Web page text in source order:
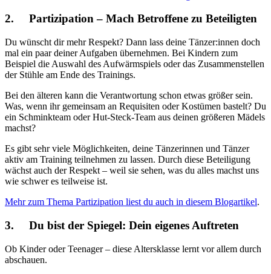
2. Partizipation – Mach Betroffene zu Beteiligten
Du wünscht dir mehr Respekt? Dann lass deine Tänzer:innen doch
mal ein paar deiner Aufgaben übernehmen. Bei Kindern zum
Beispiel die Auswahl des Aufwärmspiels oder das Zusammenstellen
der Stühle am Ende des Trainings.
Bei den älteren kann die Verantwortung schon etwas größer sein.
Was, wenn ihr gemeinsam an Requisiten oder Kostümen bastelt? Du
ein Schminkteam oder Hut-Steck-Team aus deinen größeren Mädels
machst?
Es gibt sehr viele Möglichkeiten, deine Tänzerinnen und Tänzer
aktiv am Training teilnehmen zu lassen. Durch diese Beteiligung
wächst auch der Respekt – weil sie sehen, was du alles machst uns
wie schwer es teilweise ist.
Mehr zum Thema Partizipation liest du auch in diesem Blogartikel.
3. Du bist der Spiegel: Dein eigenes Auftreten
Ob Kinder oder Teenager – diese Altersklasse lernt vor allem durch
abschauen.